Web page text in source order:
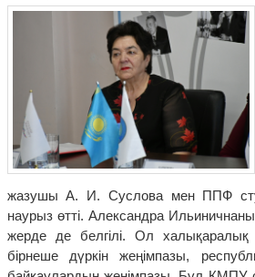
жазушы А. И. Суслова мен ППФ
наурыз өтті. Александра
жерде де белгілі. Ол
бірнеше дүркін жеңімпазы,